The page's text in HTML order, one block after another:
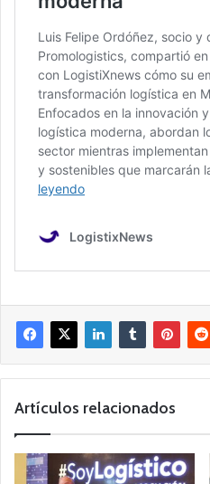
Artículos relacionados